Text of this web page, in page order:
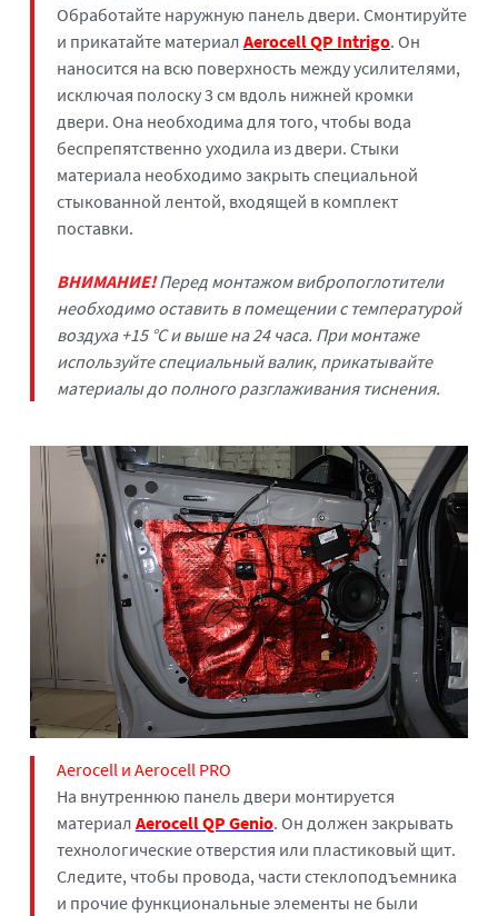
Обработайте наружную панель двери. Смонтируйте
и прикатайте материал Aerocell QP Intrigo. Он
наносится на всю поверхность между усилителями,
исключая полоску 3 см вдоль нижней кромки
двери. Она необходима для того, чтобы вода
беспрепятственно уходила из двери. Стыки
материала необходимо закрыть специальной
стыкованной лентой, входящей в комплект
поставки.
ВНИМАНИЕ!Перед монтажом вибропоглотители
необходимо оставить в помещении с температурой
воздуха +15 °С и выше на 24 часа. При монтаже
используйте специальный валик, прикатывайте
материалы до полного разглаживания тиснения.
Aerocell и Aerocell PRO
На внутреннюю панель двери монтируется
материал Aerocell QP Genio. Он должен закрывать
технологические отверстия или пластиковый щит.
Следите, чтобы провода, части стеклоподъемника
и прочие функциональные элементы не были